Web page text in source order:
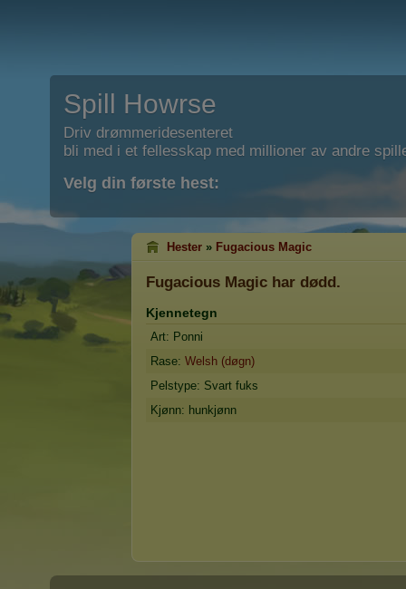
Spill Howrse
Driv drømmeridesenteret
bli med i et fellesskap med millioner av andre
Velg din første hest:
Hester » Fugacious Magic
Fugacious Magic har dødd.
Kjennetegn
Art: Ponni
Rase: Welsh (døgn)
Pelstype: Svart fuks
Kjønn: hunkjønn